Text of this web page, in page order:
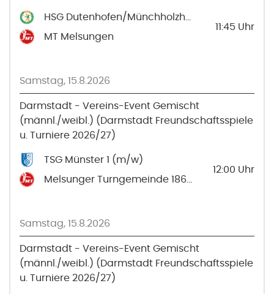
MT Melsungen
11:45 Uhr
Samstag, 15.8.2026
Darmstadt - Vereins-Event Gemischt
(männl./weibl.) (Darmstadt Freundschaftsspiele
u. Turniere 2026/27)
TSG Münster 1 (m/w)
12:00 Uhr
Samstag, 15.8.2026
Darmstadt - Vereins-Event Gemischt
(männl./weibl.) (Darmstadt Freundschaftsspiele
u. Turniere 2026/27)